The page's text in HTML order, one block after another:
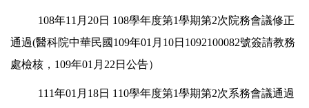
108年11月20日 108學年度第1學期第2次院務會議修正
通過(醫科院中華民國109年01月10日1092100082號簽請教務
處檢核，109年01月22日公告）
111年01月18日 110學年度第1學期第2次系務會議通過